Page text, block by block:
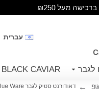
מעל ₪250
עברית
לגבר BLACK CAVIAR - מוצרי קויאר שחור
דאודורנט סטיק לגבר Blue Ware